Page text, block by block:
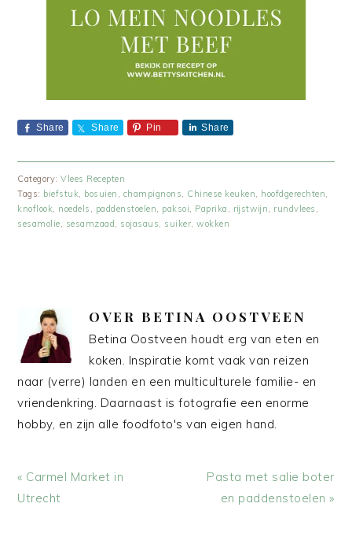
Share Share Pin Share
Category:Vlees Recepten
Tags: biefstuk, bosuien , champignons, Chinese keuken, hoofdgerechten,
knoflook, noedels , paddenstoelen, paksoi, Paprika , rijstwijn, rundvlees ,
sesamolie, sesamzaad, sojasaus, suiker,wokken
OVER BETINA OOSTVEEN
Betina Oostveen houdt erg van eten en
koken. Inspiratie komt vaak van reizen
naar (verre) landen en een multiculturele familie- en
vriendenkring. Daarnaast is fotografie een enorme
hobby, en zijn alle foodfoto's van eigen hand.
Vorig
bericht:
« Carmel Market in
Utrecht
Volgend
bericht:
Pasta met salie boter
en paddenstoelen »